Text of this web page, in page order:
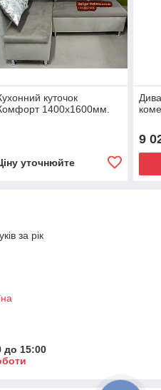
куточок
1400х1600мм.
уточнюйте
9
за рік
до 15:00